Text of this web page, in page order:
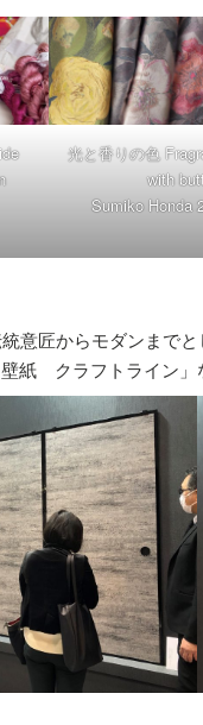
光と香りの色
with
Sumiko Honda
意匠からモダンまで
紙 クラフトライン」